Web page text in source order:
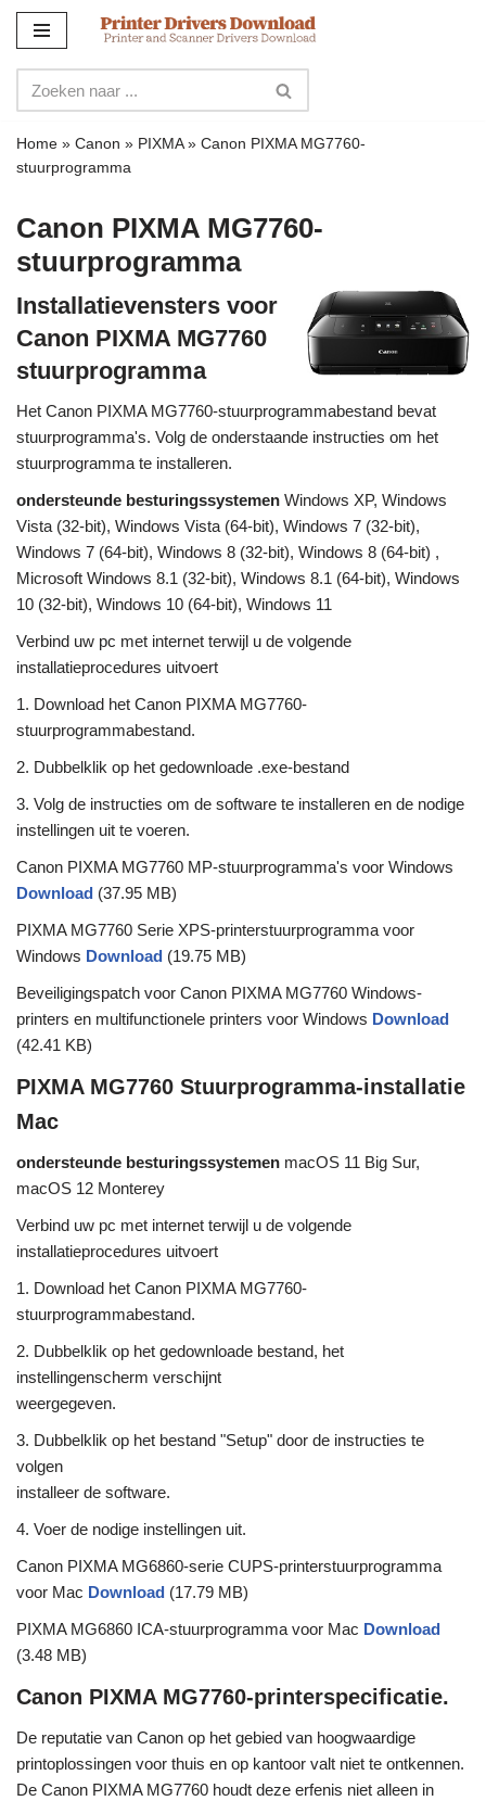
naar
de
inhoud
Home » Canon » PIXMA» Canon PIXMA MG7760-
stuurprogramma
Canon PIXMA MG7760-
stuurprogramma
Installatievensters voor
Canon PIXMA MG7760
stuurprogramma
Het Canon PIXMA MG7760-stuurprogrammabestand bevat
stuurprogramma's. Volg de onderstaande instructies om het
stuurprogramma te installeren.
ondersteunde besturingssystemen Windows XP, Windows
Vista (32-bit), Windows Vista (64-bit), Windows 7 (32-bit),
Windows 7 (64-bit), Windows 8 (32-bit), Windows 8 (64-bit) ,
Microsoft Windows 8.1 (32-bit), Windows 8.1 (64-bit), Windows
10 (32-bit), Windows 10 (64-bit), Windows 11
Verbind uw pc met internet terwijl u de volgende
installatieprocedures uitvoert
1. Download het Canon PIXMA MG7760-
stuurprogrammabestand.
2. Dubbelklik op het gedownloade .exe-bestand
3. Volg de instructies om de software te installeren en de nodige
instellingen uit te voeren.
Canon PIXMA MG7760 MP-stuurprogramma's voor Windows
Download (37.95 MB)
PIXMA MG7760 Serie XPS-printerstuurprogramma voor
Windows Download (19.75 MB)
Beveiligingspatch voor Canon PIXMA MG7760 Windows-
printers en multifunctionele printers voor Windows Download
(42.41 KB)
PIXMA MG7760 Stuurprogramma-installatie
Mac
ondersteunde besturingssystemen macOS 11 Big Sur,
macOS 12 Monterey
Verbind uw pc met internet terwijl u de volgende
installatieprocedures uitvoert
1. Download het Canon PIXMA MG7760-
stuurprogrammabestand.
2. Dubbelklik op het gedownloade bestand, het
instellingenscherm verschijnt
weergegeven.
3. Dubbelklik op het bestand "Setup" door de instructies te
volgen
installeer de software.
4. Voer de nodige instellingen uit.
Canon PIXMA MG6860-serie CUPS-printerstuurprogramma
voor Mac Download (17.79 MB)
PIXMA MG6860 ICA-stuurprogramma voor Mac Download
(3.48 MB)
Canon PIXMA MG7760-printerspecificatie.
De reputatie van Canon op het gebied van hoogwaardige
printoplossingen voor thuis en op kantoor valt niet te ontkennen.
De Canon PIXMA MG7760 houdt deze erfenis niet alleen in